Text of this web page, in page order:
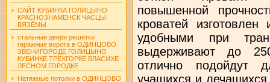
САЙТ КУБИНКА ГОЛИЦЫНО
КРАСНОЗНАМЕНСК ЧАСЦЫ
ВЯЗЁМЫ
стальные двери решётки
гаражные ворота в ОДИНЦОВО
ЗВЕНИГОРОДЕ ГОЛИЦЫНО
КУБИНКЕ ТРЁХГОРКЕ ВЛАСИХЕ
ЛЕСНОМ ГОРОДКЕ
Натяжные потолки в ОДИНЦОВО
повышенной
кроватей
удобными при
выдерживают до
отлично подойдут
учащихся и